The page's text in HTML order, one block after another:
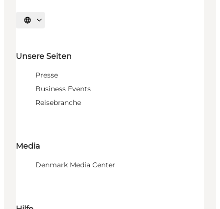
Sprache auswählen
Unsere Seiten
Presse
Business Events
Reisebranche
Media
Denmark Media Center